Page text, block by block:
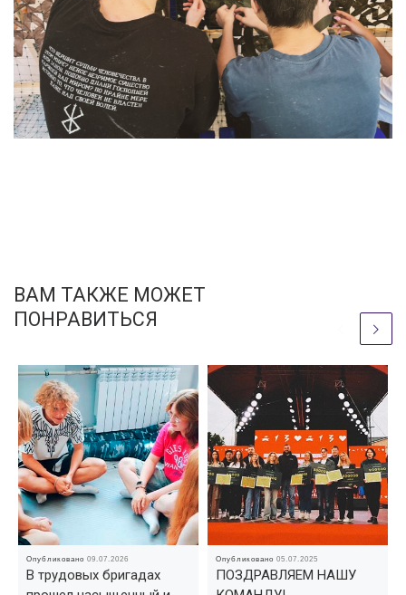
ВАМ ТАКЖЕ МОЖЕТ
ПОНРАВИТЬСЯ
Опубликовано09.07.2026
В трудовых бригадах
Опубликовано05.07.2025
ПОЗДРАВЛЯЕМ НАШУ